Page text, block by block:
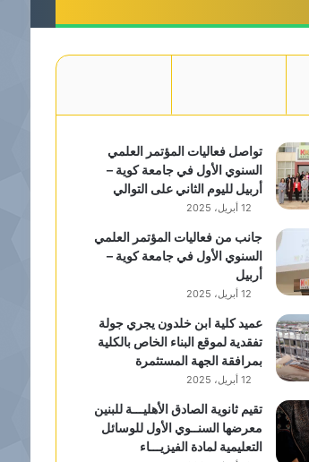
تواصل فعاليات المؤتمر العلمي
السنوي الأول في جامعة كوية –
أربيل لليوم الثاني على التوالي
12 أبريل، 2025
جانب من فعاليات المؤتمر العلمي
السنوي الأول في جامعة كوية –
أربيل
12 أبريل، 2025
عميد كلية ابن خلدون يجري جولة
تفقدية لموقع البناء الخاص بالكلية
بمرافقة الجهة المستثمرة
12 أبريل، 2025
تقيم ثانوية الصادق الأهليـــة للبنين
معرضها السنــوي الأول للوسائل
التعليمية لمادة الفيزيـــاء